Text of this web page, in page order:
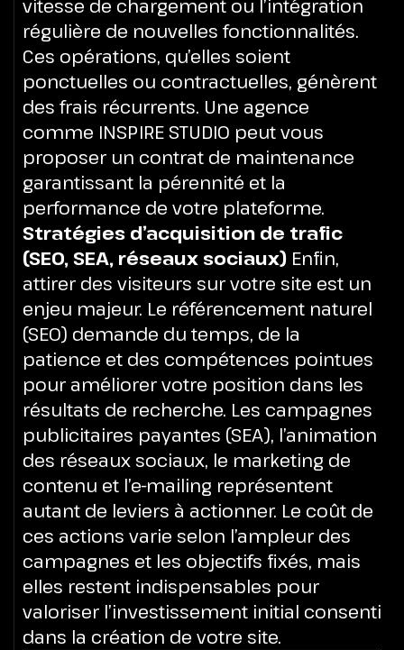
vitesse de chargement ou l’intégration
régulière de nouvelles fonctionnalités.
Ces opérations, qu’elles soient
ponctuelles ou contractuelles, génèrent
des frais récurrents. Une agence
comme INSPIRE STUDIO peut vous
proposer un contrat de maintenance
garantissant la pérennité et la
performance de votre plateforme.
Stratégies d’acquisition de trafic
(SEO, SEA, réseaux sociaux) Enfin,
attirer des visiteurs sur votre site est un
enjeu majeur. Le référencement naturel
(SEO) demande du temps, de la
patience et des compétences pointues
pour améliorer votre position dans les
résultats de recherche. Les campagnes
publicitaires payantes (SEA), l’animation
des réseaux sociaux, le marketing de
contenu et l’e-mailing représentent
autant de leviers à actionner. Le coût de
ces actions varie selon l’ampleur des
campagnes et les objectifs fixés, mais
elles restent indispensables pour
valoriser l’investissement initial consenti
dans la création de votre site.